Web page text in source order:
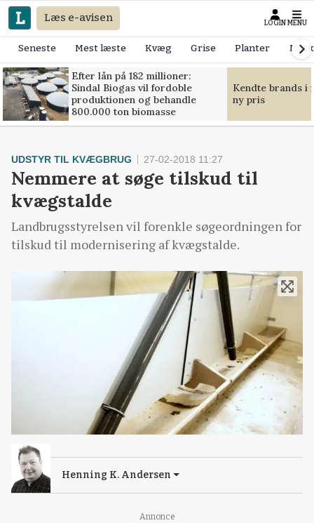
Læs e-avisen LOGIN MENU
Seneste Mest læste Kvæg Grise Planter
Efter lån på 182 millioner:
Sindal Biogas vil fordoble
produktionen og behandle
800.000 ton biomasse
Kendte brands i
ny pris
Annonce
UDSTYR TIL KVÆGBRUG 27-02-2018 11:27
Nemmere at søge tilskud til
kvægstalde
Landbrugsstyrelsen vil forenkle søgeordningen for
tilskud til modernisering af kvægstalde.
Henning K. Andersen